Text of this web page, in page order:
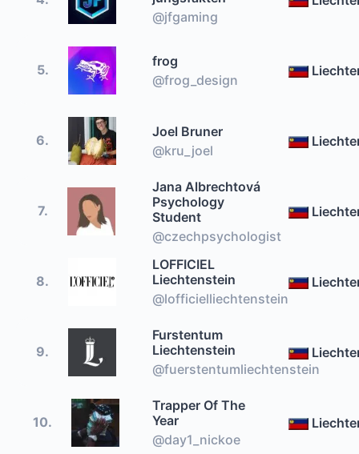
@jfgaming
5.
frog
@frog_design
6.
Joel Bruner
@kru_joel
7.
Jana Albrechtová
Psychology
Student
@czechpsychologist
8.
LOFFICIEL
Liechtenstein
@lofficielliechtenstein
9.
Furstentum
Liechtenstein
@fuerstentumliechtenstein
10.
Trapper Of The
Year
@day1_nickoe